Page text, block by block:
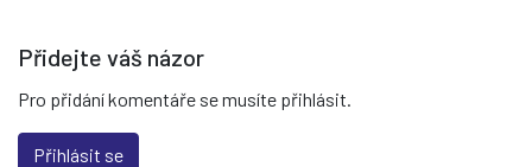
Přidejte váš názor
Pro přidání komentáře se musíte přihlásit.
Přihlásit se